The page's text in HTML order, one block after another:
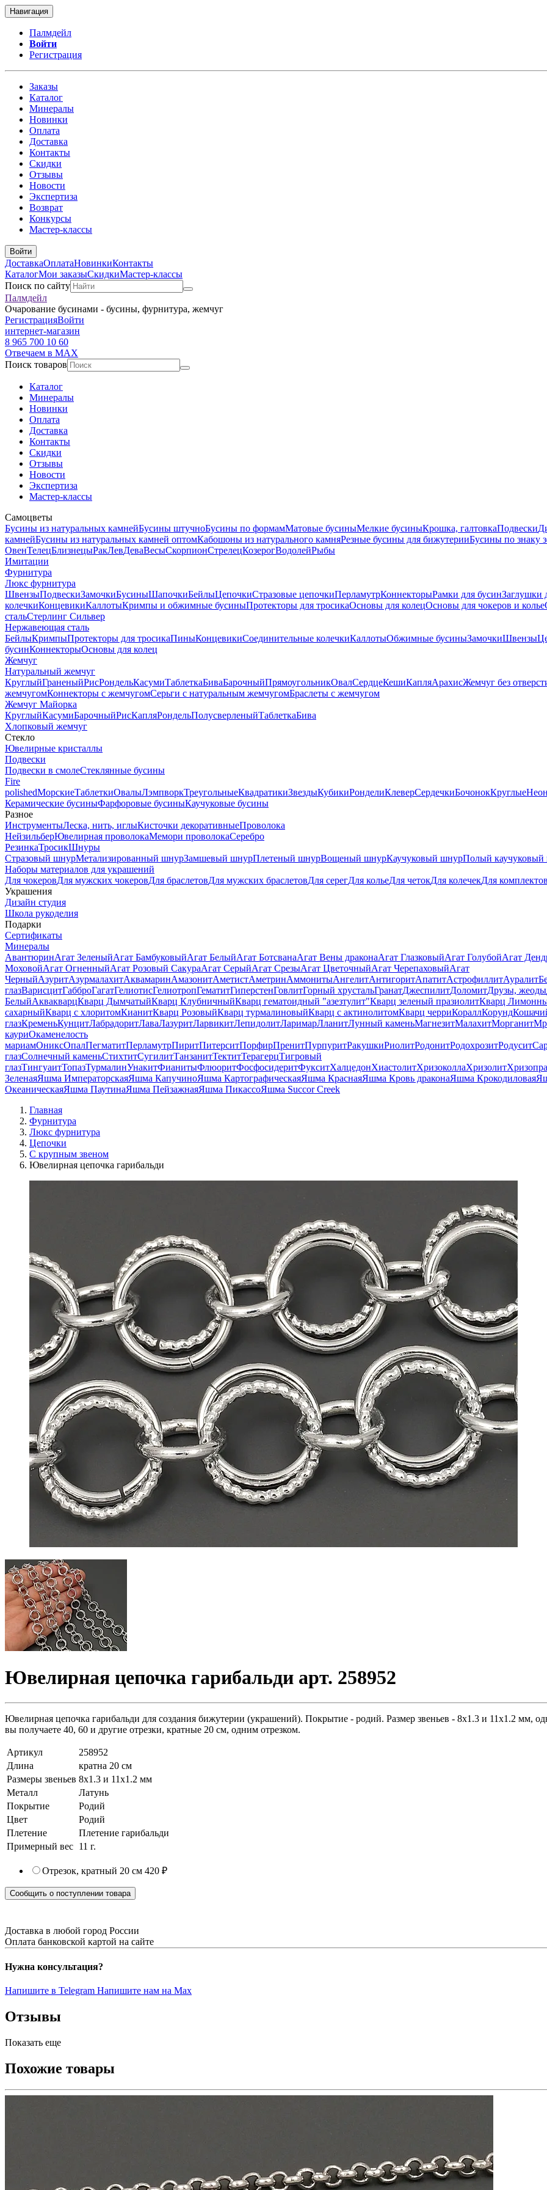
Навигация
Палмдейл
Войти
Регистрация
Заказы
Каталог
Минералы
Новинки
Оплата
Доставка
Контакты
Скидки
Отзывы
Новости
Экспертиза
Возврат
Конкурсы
Мастер-классы
Войти
ДоставкаОплатаНовинкиКонтакты
КаталогМои заказыСкидкиМастер-классы
Поиск по сайту
Палмдейл
Очарование бусинами - бусины, фурнитура, жемчуг
РегистрацияВойти
интернет-магазин
8 965 700 10 60
Отвечаем в MAX
Поиск товаров
Каталог
Минералы
Новинки
Оплата
Доставка
Контакты
Скидки
Отзывы
Новости
Экспертиза
Мастер-классы
Самоцветы
Бусины из натуральных камнейБусины штучноБусины по формамМатовые бусиныМелкие бусиныКрошка, галтовкаПодвески
камнейБусины из натуральных камней оптомКабошоны из натурального камняРезные бусины для бижутерииБусины по знаку
ОвенТелецБлизнецыРакЛевДеваВесыСкорпионСтрелецКозерогВодолейРыбы
Имитации
Фурнитура
Люкс фурнитура
ШвензыПодвескиЗамочкиБусиныШапочкиБейлыЦепочкиСтразовые цепочкиПерламутрКоннекторыРамки для бусинЗаглушки
колечкиКонцевикиКаллотыКримпы и обжимные бусиныПротекторы для тросикаОсновы для колецОсновы для чокеров и колье
стальСтерлинг Сильвер
Нержавеющая сталь
БейлыКримпыПротекторы для тросикаПиныКонцевикиСоединительные колечкиКаллотыОбжимные бусиныЗамочкиШвензы
бусинКоннекторыОсновы для колец
Жемчуг
Натуральный жемчуг
КруглыйГраненыйРисРондельКасумиТаблеткаБиваБарочныйПрямоугольникОвалСердцеКешиКапляАрахисЖемчуг без
жемчугомКоннекторы с жемчугомСерьги с натуральным жемчугомБраслеты с жемчугом
Жемчуг Майорка
КруглыйКасумиБарочныйРисКапляРондельПолусверленыйТаблеткаБива
Хлопковый жемчуг
Стекло
Ювелирные кристаллы
Подвески
Подвески в смолеСтеклянные бусины
Fire
polishedМорскиеТаблеткиОвалыЛэмпворкТреугольныеКвадратикиЗвездыКубикиРонделиКлеверСердечкиБочонокКруглые
Керамические бусиныФарфоровые бусиныКаучуковые бусины
Разное
ИнструментыЛеска, нить, иглыКисточки декоративныеПроволока
НейзильберЮвелирная проволокаМемори проволокаСеребро
РезинкаТросикШнуры
Стразовый шнурМетализированный шнурЗамшевый шнурПлетеный шнурВощеный шнурКаучуковый шнурПолый
Наборы материалов для украшений
Для чокеровДля мужских чокеровДля браслетовДля мужских браслетовДля серегДля кольеДля четокДля колечекДля
Украшения
Дизайн студия
Школа рукоделия
Подарки
Сертификаты
Минералы
АвантюринАгат ЗеленыйАгат БамбуковыйАгат БелыйАгат БотсванаАгат Вены драконаАгат ГлазковыйАгат ГолубойАгат
МоховойАгат ОгненныйАгат Розовый СакураАгат СерыйАгат СрезыАгат ЦветочныйАгат ЧерепаховыйАгат
ЧерныйАзуритАзурмалахитАквамаринАмазонитАметистАметринАммонитыАнгелитАнтигоритАпатитАстрофиллитАуралит
глазВарисцитГабброГагатГелиотисГелиотропГематитГиперстенГовлитГорный хрустальГранатДжеспилитДоломитДрузы, жеоды
БелыйАквакварцКварц ДымчатыйКварц КлубничныйКварц гематоидный "азезтулит"Кварц зеленый празиолитКварц
сахарныйКварц с хлоритомКианитКварц РозовыйКварц турмалиновыйКварц с актинолитомКварц черриКораллКорунд
глазКременьКунцитЛабрадоритЛаваЛазуритЛарвикитЛепидолитЛаримарЛланитЛунный каменьМагнезитМалахитМорганит
кауриОкаменелость
мариамОниксОпалПегматитПерламутрПиритПитерситПорфирПренитПурпуритРакушкиРиолитРодонитРодохрозитРодусит
глазСолнечный каменьСтихтитСугилитТанзанитТектитТерагерцТигровый
глазТингуаитТопазТурмалинУнакитФианитыФлюоритФосфосидеритФукситХалцедонХиастолитХризоколлаХризолит
ЗеленаяЯшма ИмператорскаяЯшма КапучиноЯшма КартографическаяЯшма КраснаяЯшма Кровь драконаЯшма Крокодиловая
ОкеаническаяЯшма ПаутинаЯшма ПейзажнаяЯшма ПикассоЯшма Succor Creek
Главная
Фурнитура
Люкс фурнитура
Цепочки
С крупным звеном
Ювелирная цепочка гарибальди
Ювелирная цепочка гарибальди арт. 258952
Ювелирная цепочка гарибальди для создания бижутерии (украшений). Покрытие - родий. Размер звеньев - 8х1.3 и 11х1.2 мм,
вы получаете 40, 60 и другие отрезки, кратные 20 см, одним отрезком.
Артикул
258952
Длина
кратна 20 см
Размеры звеньев 8х1.3 и 11х1.2 мм
Металл
Латунь
Покрытие
Родий
Цвет
Родий
Плетение
Плетение гарибальди
Примерный вес 11 г.
Отрезок, кратный 20 см 420 ₽
Сообщить о поступлении товара
Доставка в любой город России
Оплата банковской картой на сайте
Нужна консультация?
Напишите в Telegram Напишите нам на Max
Отзывы
Показать еще
Похожие товары